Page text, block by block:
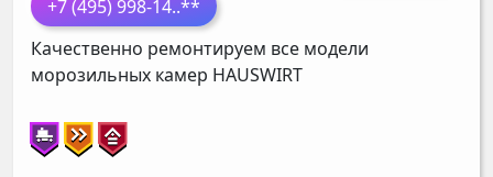
+7 (495) 998-14..**
Качественно ремонтируем все модели
морозильных камер HAUSWIRT